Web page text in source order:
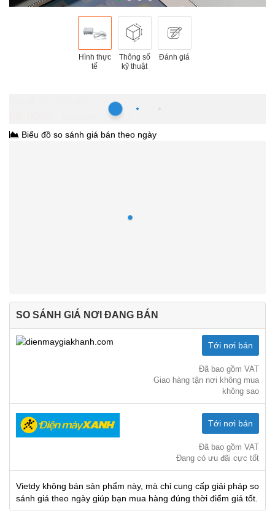
Hình thực
tế
Thông số
kỹ thuật
Đánh giá
-50%
Biểu đồ so sánh giá bán theo ngày
SO SÁNH GIÁ NƠI ĐANG BÁN
Tới nơi bán
Đã bao gồm VAT
Giao hàng tận nơi không mua
không sao
Tới nơi bán
Đã bao gồm VAT
Đang có ưu đãi cực tốt
Vietdy không bán sản phẩm này, mà chỉ cung cấp giải pháp so
sánh giá theo ngày giúp bạn mua hàng đúng thời điểm giá tốt.